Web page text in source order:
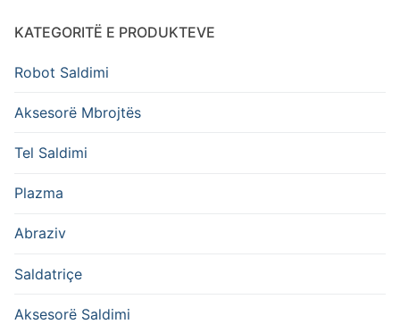
KATEGORITË E PRODUKTEVE
Robot Saldimi
Aksesorë Mbrojtës
Tel Saldimi
Plazma
Abraziv
Saldatriçe
Aksesorë Saldimi